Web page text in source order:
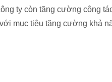
ty còn tăng cường công
mục tiêu tăng cường khả